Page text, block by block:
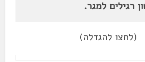
רגילים למגר.
(לחצו להגדלה)